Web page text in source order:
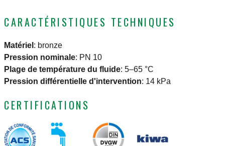
CARACTÉRISTIQUES TECHNIQUES
Matériel : bronze
Pression nominale: PN 10
Plage de température du fluide: 5–65 °C
Pression différentielle d'intervention: 14 kPa
CERTIFICATIONS